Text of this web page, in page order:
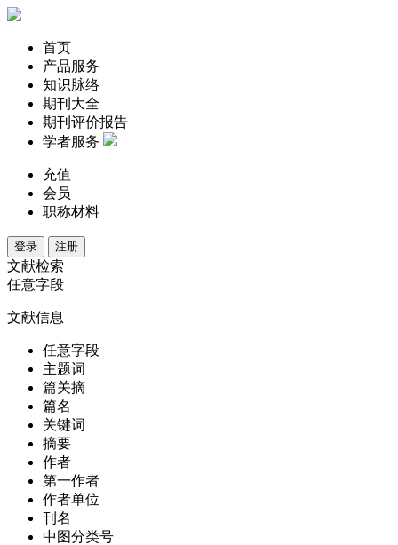
首页
产品服务
知识脉络
期刊大全
期刊评价报告
学者服务
充值
会员
职称材料
登录 注册
文献检索
任意字段
文献信息
任意字段
主题词
篇关摘
篇名
关键词
摘要
作者
第一作者
作者单位
刊名
中图分类号